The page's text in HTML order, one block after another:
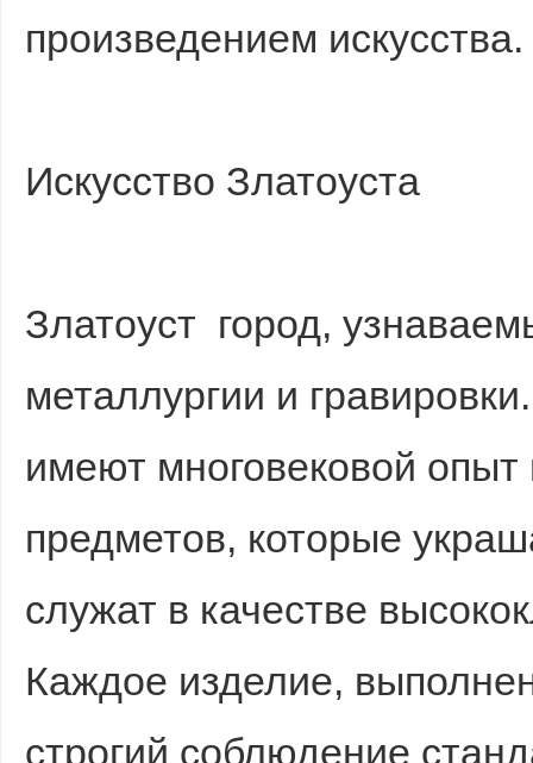
произведением искусства.
Искусство Златоуста
Златоуст город,
металлургии и
имеют многовековой опыт
предметов, которые
служат в качестве
Каждое изделие,
строгий соблюдение